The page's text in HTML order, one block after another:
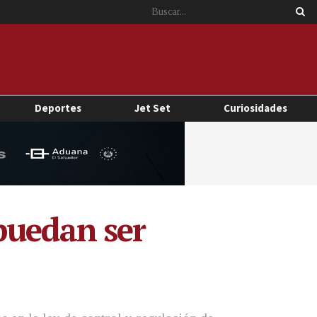
Deportes Jet Set Curiosidades
ser